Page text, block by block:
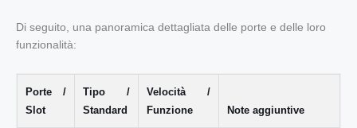
Di seguito, una panoramica dettagliata delle porte e delle loro
funzionalità:
Porte /
Slot
Tipo /
Standard
Velocità /
Funzione
Note aggiuntive